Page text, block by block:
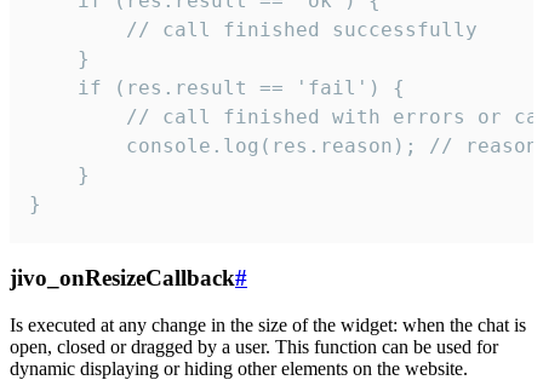
        // call finished successfully
    }
    if (res.result == 'fail') {
// call finished with errors or
console.log(res.reason); //
    }
}
jivo_onResizeCallback#
Is executed at any change in the size of the widget: when the chat is
open, closed or dragged by a user. This function can be used for
dynamic displaying or hiding other elements on the website.